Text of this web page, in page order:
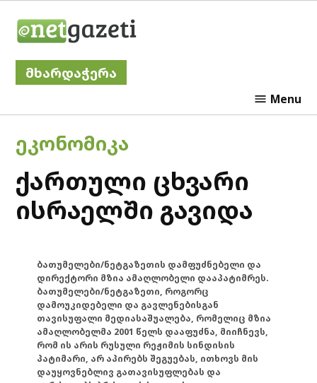
მხარდაჭერა
Menu
POSTED
IN
ᲔᲙᲝᲜᲝᲛᲘᲙᲐ
ქართული ცხვარი
ისრაელში გავიდა
ბათუმელები/ნეტგაზეთის დამფუძნებელი და
დირექტორი მზია ამაღლობელი დააპატიმრეს.
ბათუმელები/ნეტგაზეთი, როგორც
დამოუკიდებელი და გავლენებისგან
თავისუფალი მედიასაშუალება, რომელიც მზია
ამაღლობელმა 2001 წელს დააფუძნა, მიიჩნევს,
რომ ის არის რუსული რეჟიმის სინდისის
პატიმარი, არ აპირებს შეგუებას, ითხოვს მის
დაუყოვნებლივ გათავისუფლებას და